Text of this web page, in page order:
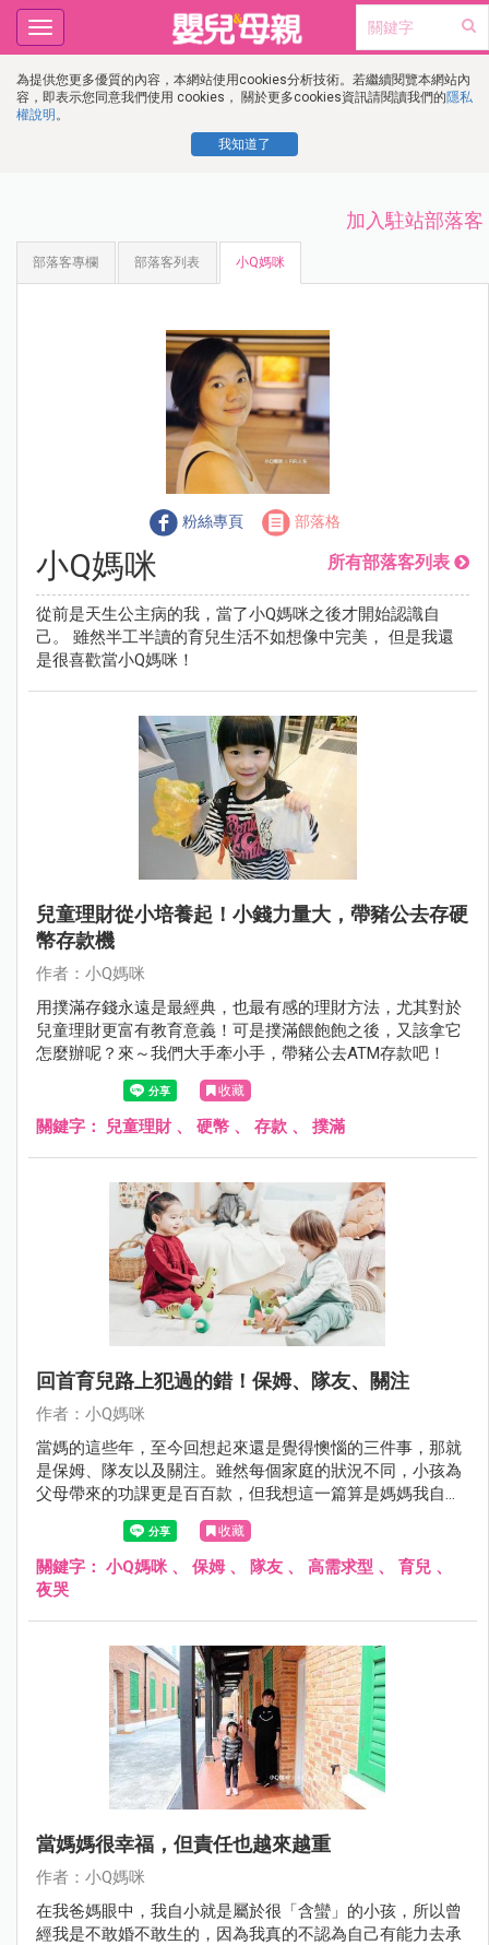
為提供您更多優質的內容，本網站使用cookies分析技術。若繼續閱覽本網站內
容，即表示您同意我們使用 cookies， 關於更多cookies資訊請閱讀我們的隱私
權說明 。
我知道了
Toggle
navigation
加入駐站部落客
部落客專欄 部落客列表 小Q媽咪
粉絲專頁 部落格
小Q媽咪 所有部落客列表
從前是天生公主病的我，當了小Q媽咪之後才開始認識自
己。 雖然半工半讀的育兒生活不如想像中完美， 但是我還
是很喜歡當小Q媽咪！
兒童理財從小培養起！小錢力量大，帶豬公去存硬
幣存款機
作者：小Q媽咪
用撲滿存錢永遠是最經典，也最有感的理財方法，尤其對於
兒童理財更富有教育意義！可是撲滿餵飽飽之後，又該拿它
怎麼辦呢？來～我們大手牽小手，帶豬公去ATM存款吧！
收藏
關鍵字： 兒童理財、 硬幣 、 存款 、 撲滿
回首育兒路上犯過的錯！保姆、隊友、關注
作者：小Q媽咪
當媽的這些年，至今回想起來還是覺得懊惱的三件事，那就
是保姆、隊友以及關注。雖然每個家庭的狀況不同，小孩為
父母帶來的功課更是百百款，但我想這一篇算是媽媽我自己
的悔過書，或許能夠帶給正處於迷途中的家長們，一點小小
收藏
關鍵字： 小Q媽咪 、 保姆、 隊友 、 高需求型 、 育兒 、
夜哭
當媽媽很幸福，但責任也越來越重
作者：小Q媽咪
在我爸媽眼中，我自小就是屬於很「含蠻」的小孩，所以曾
經我是不敢婚不敢生的，因為我真的不認為自己有能力去承